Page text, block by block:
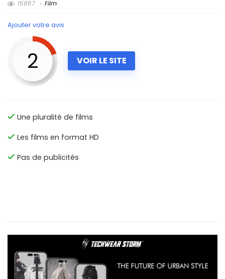
15957 Film
Ajouter votre avis
2 VOIR LE SITE
Une pluralité de films
Les films en format HD
Pas de publicités